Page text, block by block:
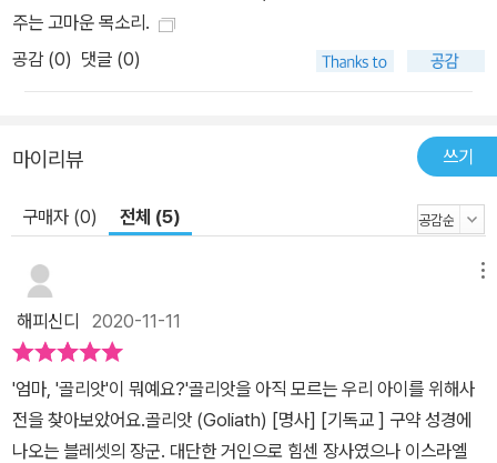
주는 고마운 목소리.
공감 (0) 댓글 (0)
마이리뷰 쓰기
구매자 (0) 전체 (5)
해피신디 2020-11-11
'엄마, '골리앗'이 뭐예요?'골리앗을 아직 모르는 우리 아이를 위해사
전을 찾아보았어요.골리앗 (Goliath) [명사] [기독교 ] 구약 성경에
나오는 블레셋의 장군. 대단한 거인으로 힘센 장사였으나 이스라엘